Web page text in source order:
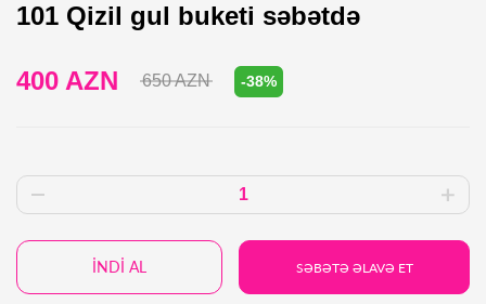
101 Qizil gul buketi səbətdə
400 AZN 650 AZN -38%
İNDİ AL SƏBƏTƏ ƏLAVƏ ET